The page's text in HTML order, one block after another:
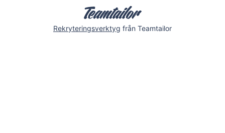
Rekryteringsverktyg från Teamtailor